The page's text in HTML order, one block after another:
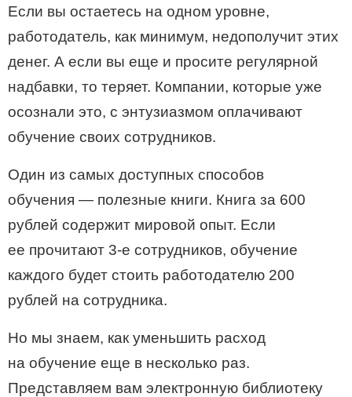
Если вы остаетесь на одном уровне,
работодатель, как минимум, недополучит этих
денег. А если вы еще и просите регулярной
надбавки, то теряет. Компании, которые уже
осознали это, с энтузиазмом оплачивают
обучение своих сотрудников.
Один из самых доступных способов
обучения — полезные книги. Книга за 600
рублей содержит мировой опыт. Если
ее прочитают 3-е сотрудников, обучение
каждого будет стоить работодателю 200
рублей на сотрудника.
Но мы знаем, как уменьшить расход
на обучение еще в несколько раз.
Представляем вам электронную библиотеку